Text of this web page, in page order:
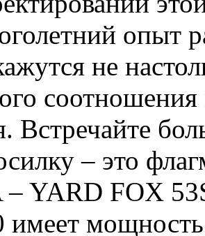
опыт
не
Встречайте
– это
YARD FOX
имеет